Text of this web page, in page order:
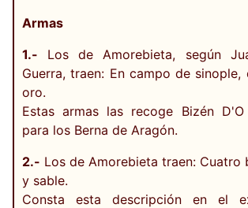
Armas
1.- Los de Amorebieta, según
Guerra, traen: En campo de
oro.
Estas armas las recoge Bizén
para los Berna de Aragón.
2.- Los de Amorebieta traen: Cuatro
y sable.
Consta esta descripción en el